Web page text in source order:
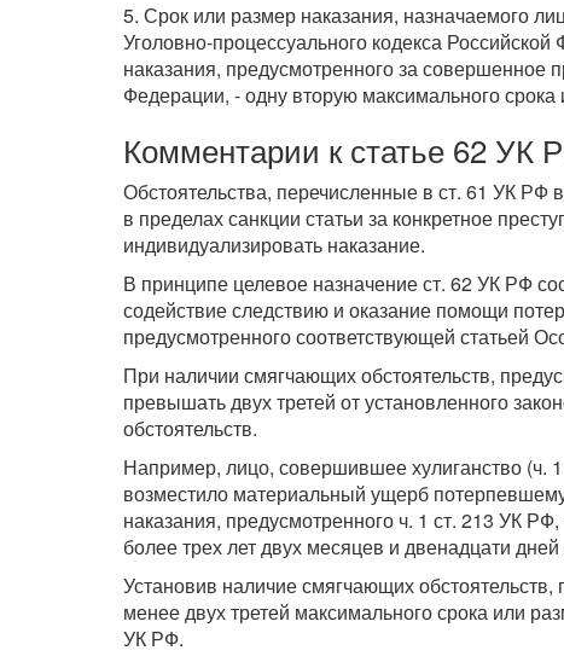
5. Срок или размер наказания, назначаемого
Уголовно-процессуального кодекса
наказания, предусмотренного за совершенное
Федерации, - одну вторую максимального
Комментарии к статье 62 УК
Обстоятельства, перечисленные в ст. 61 УК РФ
в пределах санкции статьи за конкретное
индивидуализировать наказание.
В принципе целевое назначение ст. 62 УК РФ
содействие следствию и оказание помощи
предусмотренного соответствующей статьей
При наличии смягчающих обстоятельств,
превышать двух третей от установленного
обстоятельств.
Например, лицо, совершившее хулиганство (ч.
возместило материальный ущерб
наказания, предусмотренного ч. 1 ст. 213 УК
более трех лет двух месяцев и двенадцати
Установив наличие смягчающих
менее двух третей максимального срока или
УК РФ.